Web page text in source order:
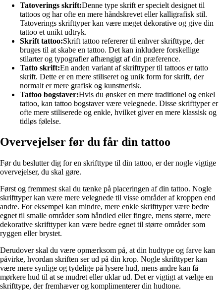
Tatoverings skrift:Denne type skrift er specielt designet til
tattoos og har ofte en mere håndskrevet eller kalligrafisk stil.
Tatoverings skrifttyper kan være meget dekorative og give din
tattoo et unikt udtryk.
Skrift tattoo:Skrift tattoo refererer til enhver skrifttype, der
bruges til at skabe en tattoo. Det kan inkludere forskellige
stilarter og typografier afhængigt af din præference.
Tatto skrift:En anden variant af skrifttyper til tattoos er tatto
skrift. Dette er en mere stiliseret og unik form for skrift, der
normalt er mere grafisk og kunstnerisk.
Tattoo bogstaver:Hvis du ønsker en mere traditionel og enkel
tattoo, kan tattoo bogstaver være velegnede. Disse skrifttyper er
ofte mere stiliserede og enkle, hvilket giver en mere klassisk og
tidløs følelse.
Overvejelser før du får din tattoo
Før du beslutter dig for en skrifttype til din tattoo, er der nogle vigtige
overvejelser, du skal gøre.
Først og fremmest skal du tænke på placeringen af din tattoo. Nogle
skrifttyper kan være mere velegnede til visse områder af kroppen end
andre. For eksempel kan mindre, mere enkle skrifttyper være bedre
egnet til smalle områder som håndled eller fingre, mens større, mere
dekorative skrifttyper kan være bedre egnet til større områder som
ryggen eller brystet.
Derudover skal du være opmærksom på, at din hudtype og farve kan
påvirke, hvordan skriften ser ud på din krop. Nogle skrifttyper kan
være mere synlige og tydelige på lysere hud, mens andre kan få
mørkere hud til at se mudret eller uklar ud. Det er vigtigt at vælge en
skrifttype, der fremhæver og komplimenterer din hudtone.